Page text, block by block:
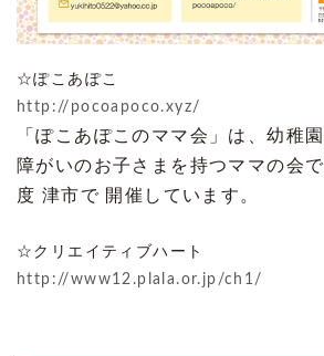
☆ぽこあぽこ
http://pocoapoco.xyz/
「ぽこあぽこのママ会」は、幼稚
障がいのお子さまを持つママの会
度 津市で 開催しています。
☆クリエイティブハート
http://www12.plala.or.jp/ch1/